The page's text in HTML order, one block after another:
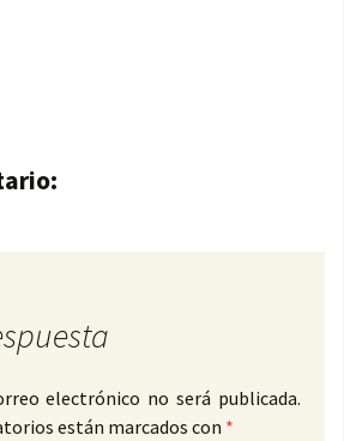
entradas
electrónico no será publicada.
están marcados con *